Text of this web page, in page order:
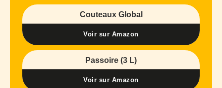
Couteaux Global
Voir sur Amazon
Passoire (3 L)
Voir sur Amazon